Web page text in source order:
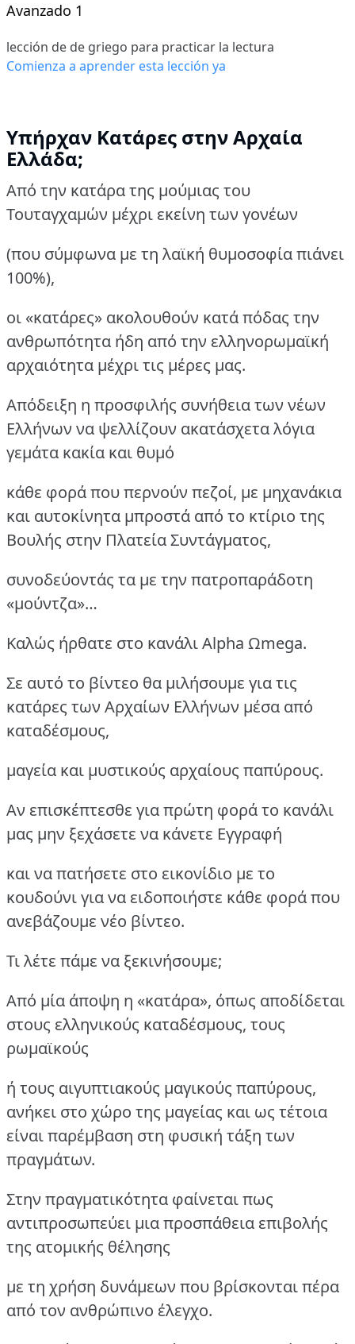
Avanzado 1
lección de de griego para practicar la lectura
Comienza a aprender esta lección ya
Υπήρχαν Κατάρες στην Αρχαία
Ελλάδα;
Από την κατάρα της μούμιας του
Τουταγχαμών μέχρι εκείνη των γονέων
(που σύμφωνα με τη λαϊκή θυμοσοφία πιάνει
100%),
οι «κατάρες» ακολουθούν κατά πόδας την
ανθρωπότητα ήδη από την ελληνορωμαϊκή
αρχαιότητα μέχρι τις μέρες μας.
Απόδειξη η προσφιλής συνήθεια των νέων
Ελλήνων να ψελλίζουν ακατάσχετα λόγια
γεμάτα κακία και θυμό
κάθε φορά που περνούν πεζοί, με μηχανάκια
και αυτοκίνητα μπροστά από το κτίριο της
Βουλής στην Πλατεία Συντάγματος,
συνοδεύοντάς τα με την πατροπαράδοτη
«μούντζα»…
Καλώς ήρθατε στο κανάλι Alpha Ωmega.
Σε αυτό το βίντεο θα μιλήσουμε για τις
κατάρες των Αρχαίων Ελλήνων μέσα από
καταδέσμους,
μαγεία και μυστικούς αρχαίους παπύρους.
Αν επισκέπτεσθε για πρώτη φορά το κανάλι
μας μην ξεχάσετε να κάνετε Εγγραφή
και να πατήσετε στο εικονίδιο με το
κουδούνι για να ειδοποιήστε κάθε φορά που
ανεβάζουμε νέο βίντεο.
Τι λέτε πάμε να ξεκινήσουμε;
Από μία άποψη η «κατάρα», όπως αποδίδεται
στους ελληνικούς καταδέσμους, τους
ρωμαϊκούς
ή τους αιγυπτιακούς μαγικούς παπύρους,
ανήκει στο χώρο της μαγείας και ως τέτοια
είναι παρέμβαση στη φυσική τάξη των
πραγμάτων.
Στην πραγματικότητα φαίνεται πως
αντιπροσωπεύει μια προσπάθεια επιβολής
της ατομικής θέλησης
με τη χρήση δυνάμεων που βρίσκονται πέρα
από τον ανθρώπινο έλεγχο.